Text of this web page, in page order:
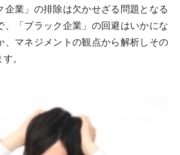
企業」の排除は欠かせざる問題となる
、「ブラック企業」の回避はいかにな
、マネジメントの観点から解析しその
。